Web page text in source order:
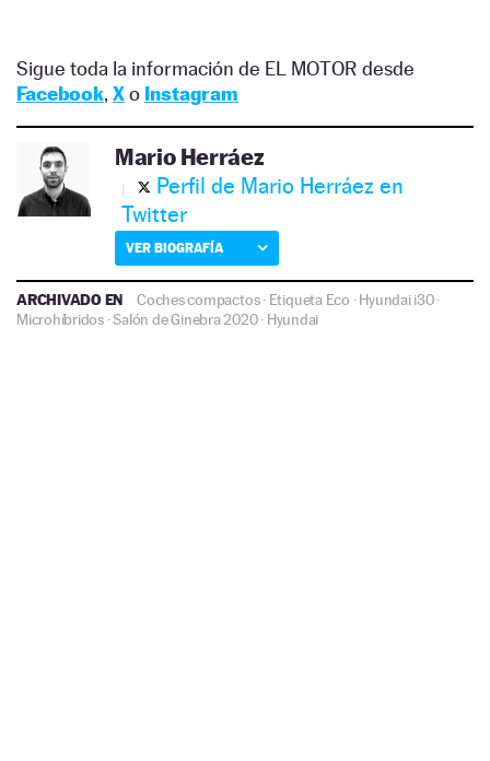
Sigue toda la información de EL MOTOR desde
Facebook, Xo Instagram
Mario Herráez
Perfil de Mario Herráez en
Twitter
VER BIOGRAFÍA
ARCHIVADO EN Coches compactos· Etiqueta Eco ·Hyundai i30·
Microhíbridos ·Salón de Ginebra 2020· Hyundai